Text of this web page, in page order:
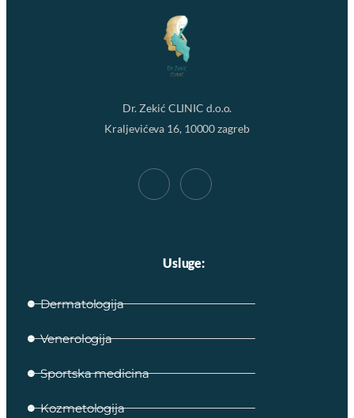
Dr. Zekić CLINIC d.o.o.
Kraljevićeva 16, 10000 zagreb
Usluge:
Dermatologija
Venerologija
Sportska medicina
Kozmetologija